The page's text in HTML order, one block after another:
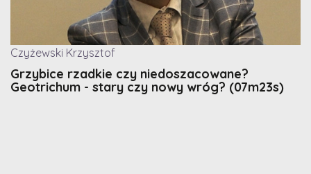
Czyżewski Krzysztof
Grzybice rzadkie czy niedoszacowane?
Geotrichum - stary czy nowy wróg? (07m23s)